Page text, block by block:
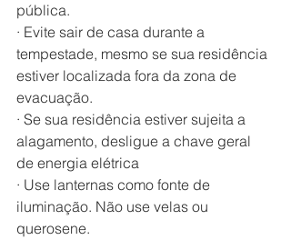
pública.
· Evite sair de casa durante a
tempestade, mesmo se sua residência
estiver localizada fora da zona de
evacuação.
· Se sua residência estiver sujeita a
alagamento, desligue a chave geral
de energia elétrica
· Use lanternas como fonte de
iluminação. Não use velas ou
querosene.